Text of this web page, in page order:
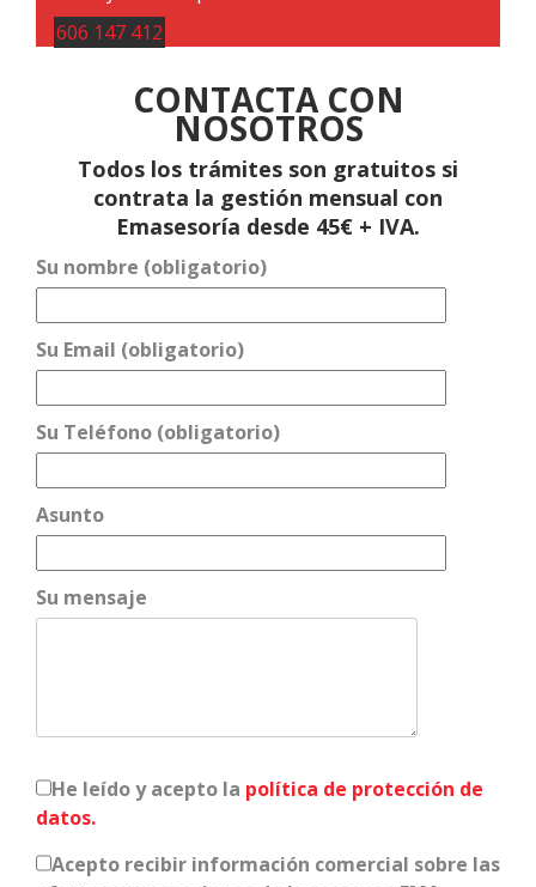
606 147 412
CONTACTA CON
NOSOTROS
Todos los trámites son gratuitos si
contrata la gestión mensual con
Emasesoría desde 45€ + IVA.
Su nombre (obligatorio)
Su Email (obligatorio)
Su Teléfono (obligatorio)
Asunto
Su mensaje
He leído y acepto la política de protección de
datos.
Acepto recibir información comercial sobre las